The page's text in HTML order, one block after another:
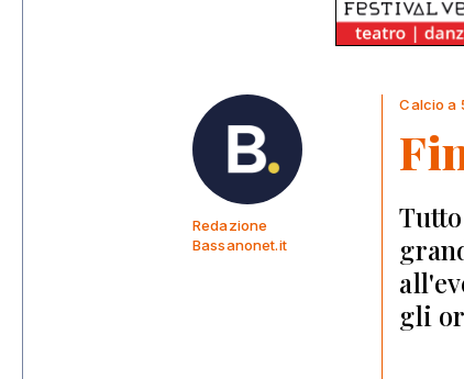
Redazione
Bassanonet.it
Calcio a
gli